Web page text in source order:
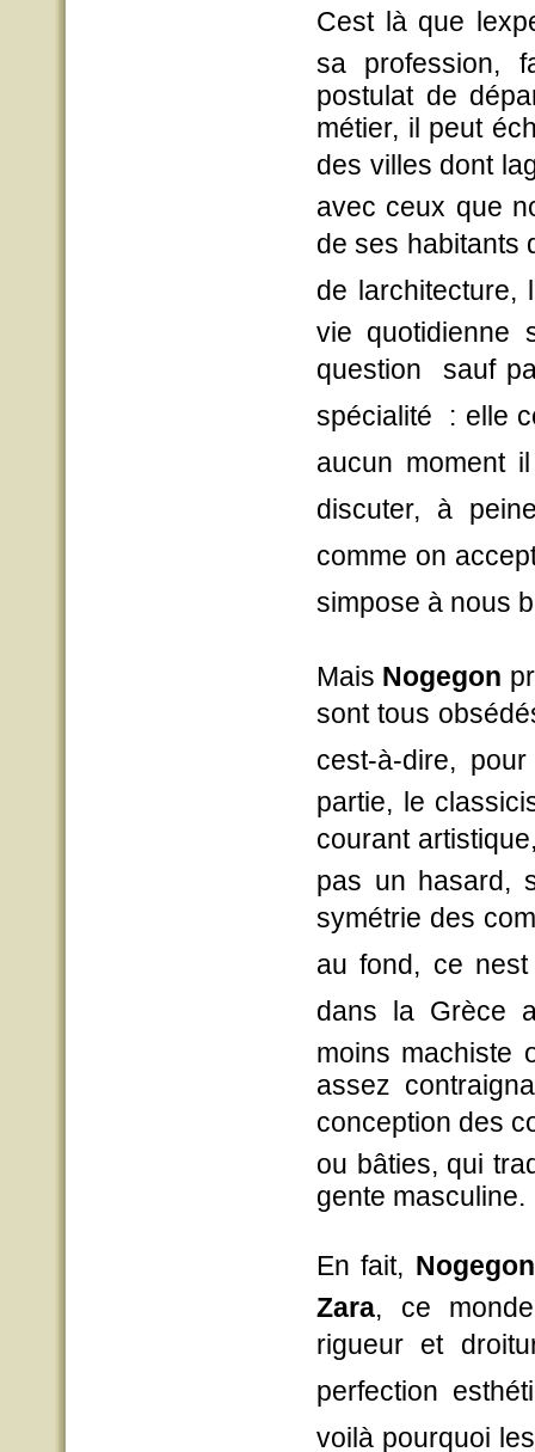
Cest là que
sa profession,
postulat de
métier, il peut
des villes dont
avec ceux que
de ses habitants
de
vie quotidienne
question  sauf
spécialité  : elle
aucun moment
discuter, à
comme on
simpose à nous
Mais Nogegon
sont tous
cest-à-dire,
partie, le
courant
pas un hasard,
symétrie des
au fond, ce
dans la Grèce
moins machiste
assez
conception des
ou bâties, qui
gente masculine.
En fait, Nogegon
Zara, ce
rigueur et
perfection
voilà pourquoi